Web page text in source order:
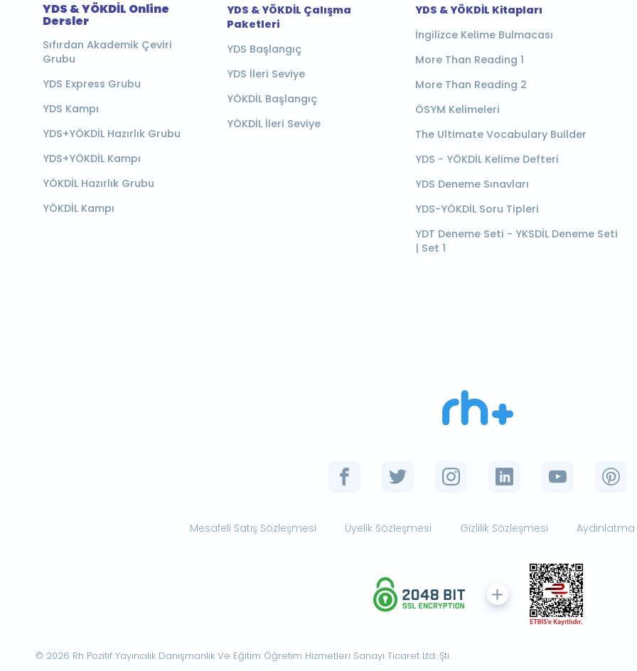
YDS & YÖKDİL Online
Dersler
Sıfırdan Akademik Çeviri
Grubu
YDS Express Grubu
YDS Kampı
YDS+YÖKDİL Hazırlık Grubu
YDS+YÖKDİL Kampı
YÖKDİL Hazırlık Grubu
YÖKDİL Kampı
YDS & YÖKDİL Çalışma
Paketleri
YDS Başlangıç
YDS İleri Seviye
YÖKDİL Başlangıç
YÖKDİL İleri Seviye
YDS & YÖKDİL Kitapları
İngilizce Kelime Bulmacası
More Than Reading 1
More Than Reading 2
ÖSYM Kelimeleri
The Ultimate Vocabulary Builder
YDS - YÖKDİL Kelime Defteri
YDS Deneme Sınavları
YDS-YÖKDİL Soru Tipleri
YDT Deneme Seti - YKSDİL Deneme Seti
| Set 1
Mesafeli Satış Sözleşmesi Üyelik Sözleşmesi Gizlilik Sözleşmesi
© 2026 Rh Pozitif Yayıncılık Danışmanlık Ve Eğitim Öğretim Hizmetleri Sanayi Ticaret Ltd. Şti.